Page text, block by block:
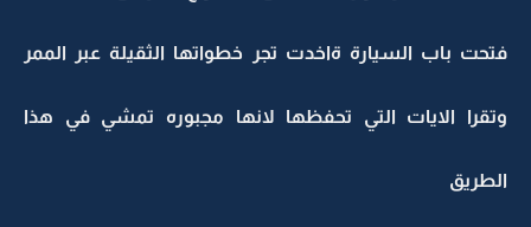
فتحت باب السيارة ةاخدت تجر خطواتها الثقيلة عبر الممر
وتقرا الايات التي تحفظها لانها مجبوره تمشي في هذا
الطريق